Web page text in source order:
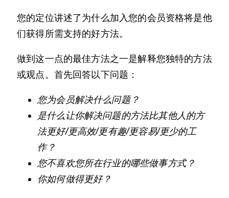
您的定位讲述了为什么加入您的会员资格将是他
们获得所需支持的好方法。
做到这一点的最佳方法之一是解释您独特的方法
或观点。首先回答以下问题：
您为会员解决什么问题？
是什么让你解决问题的方法比其他人的方
法更好/更高效/更有趣/更容易/更少的工
作？
您不喜欢您所在行业的哪些做事方式？
你如何做得更好？